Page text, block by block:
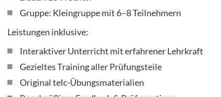
Gruppe: Kleingruppe mit 6–8 Teilnehmern
Leistungen inklusive:
Interaktiver Unterricht mit erfahrener Lehrkraft
Gezieltes Training aller Prüfungsteile
Original telc-Übungsmaterialien